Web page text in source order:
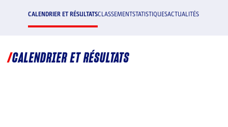
CALENDRIER ET RÉSULTATSCLASSEMENTSTATISTIQUESACTUALITÉS
CALENDRIER ET RÉSULTATS